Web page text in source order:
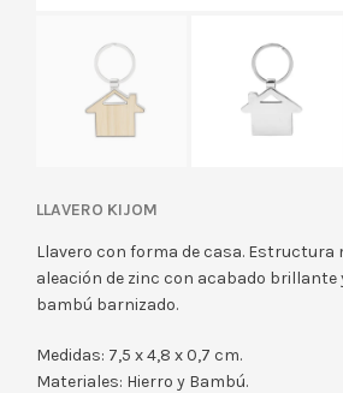
LLAVERO KIJOM
Llavero con forma de casa. Estructura
aleación de zinc con acabado
bambú barnizado.
Medidas: 7,5 x 4,8 x 0,7 cm.
Materiales: Hierro y Bambú.